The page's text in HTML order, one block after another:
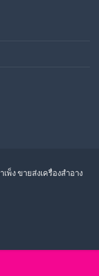
ง ขายส่งเครื่องสำอาง